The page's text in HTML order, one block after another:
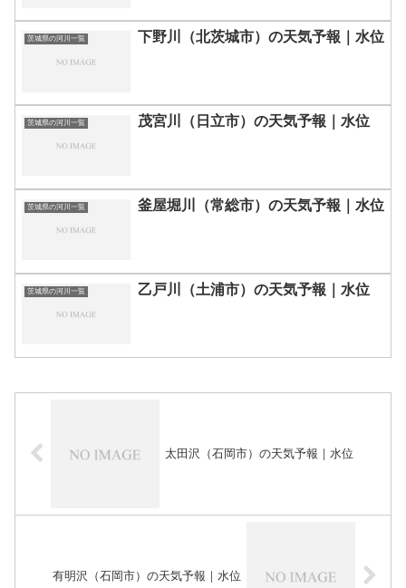
茨城県の河川一覧 下野川（北茨城市）の天気予報｜水位
茨城県の河川一覧 茂宮川（日立市）の天気予報｜水位
茨城県の河川一覧 釜屋堀川（常総市）の天気予報｜水位
茨城県の河川一覧 乙戸川（土浦市）の天気予報｜水位
太田沢（石岡市）の天気予報｜水位
有明沢（石岡市）の天気予報｜水位